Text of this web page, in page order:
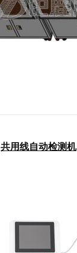
共用线自动检测机